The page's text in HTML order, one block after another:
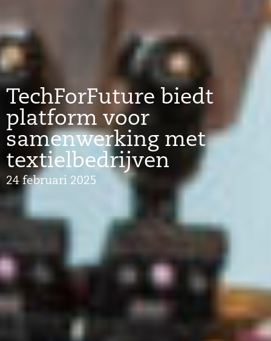
TechForFuture biedt
platform voor
samenwerking met
textielbedrijven
24 februari 2025